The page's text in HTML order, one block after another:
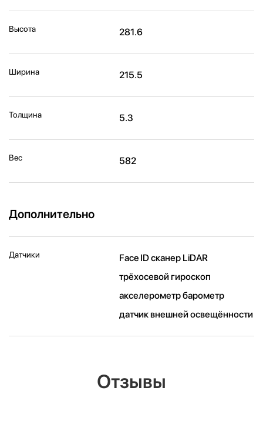
Высота 281.6
Ширина 215.5
Толщина 5.3
Вес 582
Дополнительно
Датчики
Face ID сканер LiDAR
трёхосевой гироскоп
акселерометр барометр
датчик внешней освещённости
Отзывы